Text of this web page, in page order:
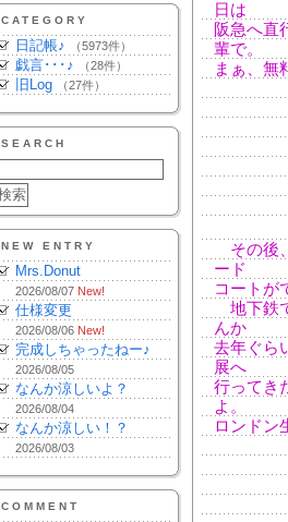
CATEGORY
日記帳♪ （5973件）
戯言･･･♪ （28件）
旧Log （27件）
SEARCH
NEW ENTRY
Mrs.Donut
2026/08/07 New!
仕様変更
2026/08/06 New!
完成しちゃったねー♪
2026/08/05
なんか涼しいよ？
2026/08/04
なんか涼しい！？
2026/08/03
COMMENT
日は
阪急へ直
輩で。
まぁ、無
その後
ード
コートが
地下鉄
んか
去年ぐら
展へ
行ってき
よ。
ロンドン